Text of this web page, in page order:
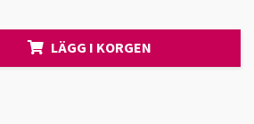
LÄGG I KORGEN